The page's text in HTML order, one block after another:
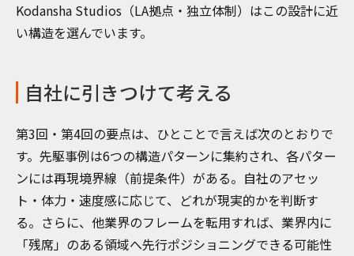
Kodansha Studios（LA拠点・独立体制）はこの設計に近
い構造を選んでいます。
自社に引きつけて考える
第3回・第4回の要点は、ひとことで言えば次のとおりで
す。先駆事例は6つの構造パターンに集約され、各パター
ンには再現境界線（前提条件）がある。自社のアセッ
ト・体力・速度感に応じて、どれが現実的かを判断す
る。さらに、他業界のフレームを転用すれば、業界内に
「残席」のある領域へ先行ポジショニングできる可能性